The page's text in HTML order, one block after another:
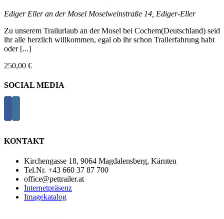
Ediger Eller an der Mosel Moselweinstraße 14, Ediger-Eller
Zu unserem Trailurlaub an der Mosel bei Cochem(Deutschland) seid
ihr alle herzlich willkommen, egal ob ihr schon Trailerfahrung habt
oder [...]
250,00 €
SOCIAL MEDIA
KONTAKT
Kirchengasse 18, 9064 Magdalensberg, Kärnten
Tel.Nr. +43 660 37 87 700
office@pettrailer.at
Internetpräsenz
Imagekatalog